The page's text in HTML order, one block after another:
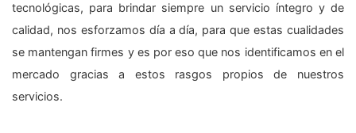
tecnológicas, para brindar siempre un servicio íntegro y de
calidad, nos esforzamos día a día, para que estas cualidades
se mantengan firmes y es por eso que nos identificamos en el
mercado gracias a estos rasgos propios de nuestros
servicios.